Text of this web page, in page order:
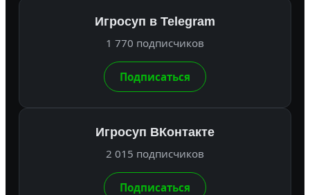
Игросуп в Telegram
1 770 подписчиков
Подписаться
Игросуп ВКонтакте
2 015 подписчиков
Подписаться